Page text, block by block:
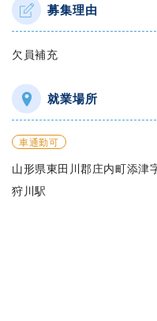
募集理由
欠員補充
就業場所
車通勤可
山形県東田川郡庄内町添津
狩川駅